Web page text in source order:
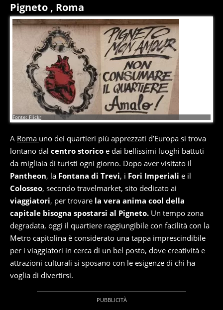
Pigneto , Roma
Fonte: Flickr
A Roma uno dei quartieri più apprezzati d’Europa si trova
lontano dal centro storico e dai bellissimi luoghi battuti
da migliaia di turisti ogni giorno. Dopo aver visitato il
Pantheon, la Fontana di Trevi, i Fori Imperiali e il
Colosseo, secondo travelmarket, sito dedicato ai
viaggiatori, per trovare la vera anima cool della
capitale bisogna spostarsi al Pigneto. Un tempo zona
degradata, oggi il quartiere raggiungibile con facilità con la
Metro capitolina è considerato una tappa imprescindibile
per i viaggiatori in cerca di un bel posto, dove creatività e
attrazioni culturali si sposano con le esigenze di chi ha
voglia di divertirsi.